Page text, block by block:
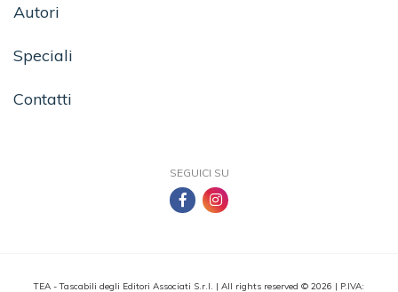
Autori
Speciali
Contatti
SEGUICI SU
TEA - Tascabili degli Editori Associati S.r.l. | All rights reserved © 2026 | P.IVA: